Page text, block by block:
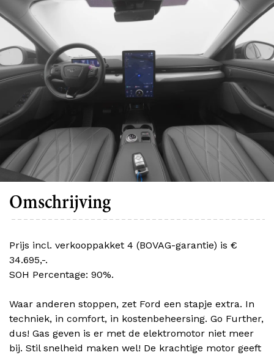
Omschrijving
Prijs incl. verkooppakket 4 (BOVAG-garantie) is €
34.695,-.
SOH Percentage: 90%.
Waar anderen stoppen, zet Ford een stapje extra. In
techniek, in comfort, in kostenbeheersing. Go Further,
dus! Gas geven is er met de elektromotor niet meer
bij. Stil snelheid maken wel! De krachtige motor geeft